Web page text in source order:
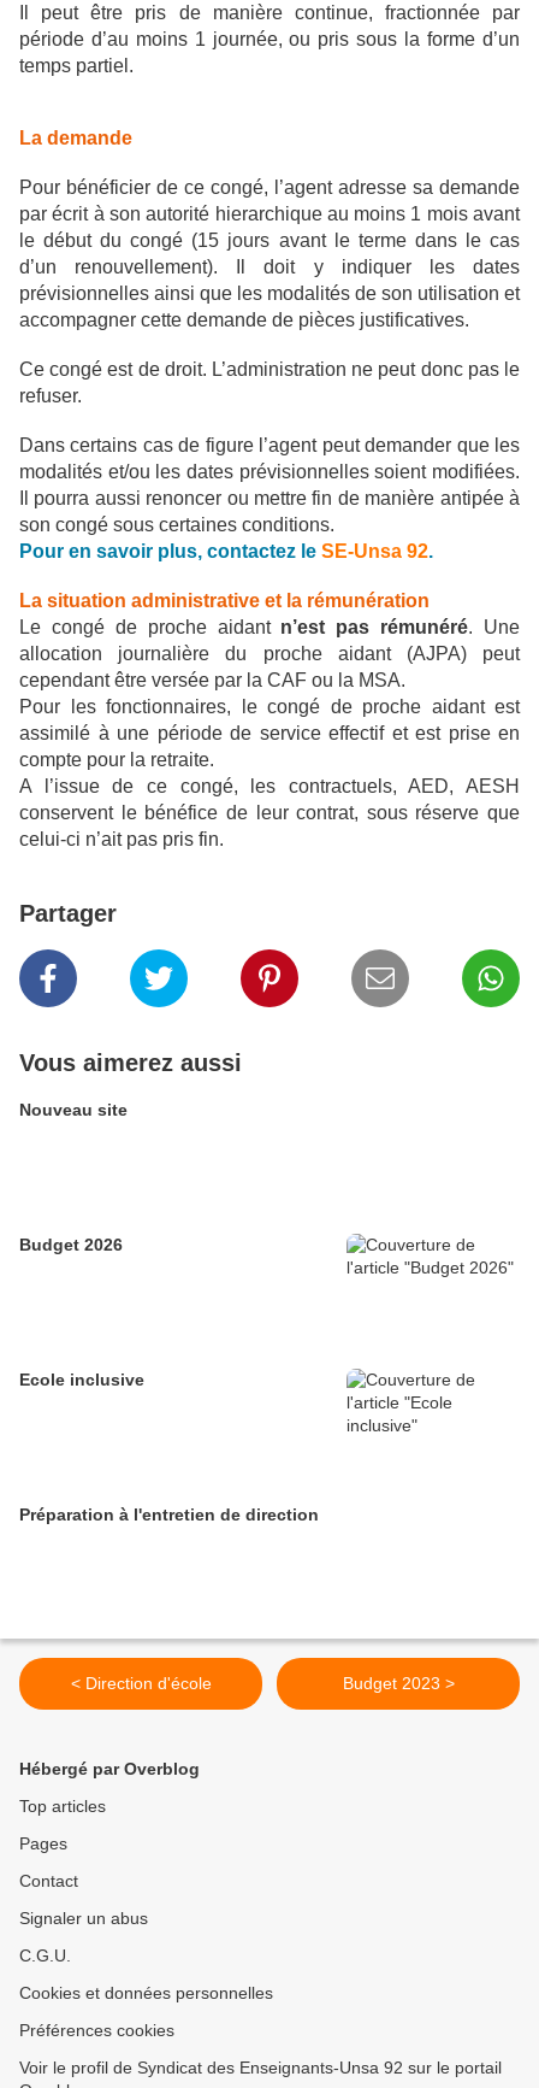
Il peut être pris de manière continue, fractionnée par
période d’au moins 1 journée, ou pris sous la forme d’un
temps partiel.
La demande
Pour bénéficier de ce congé, l’agent adresse sa demande
par écrit à son autorité hierarchique au moins 1 mois avant
le début du congé (15 jours avant le terme dans le cas
d’un renouvellement). Il doit y indiquer les dates
prévisionnelles ainsi que les modalités de son utilisation et
accompagner cette demande de pièces justificatives.
Ce congé est de droit. L’administration ne peut donc pas le
refuser.
Dans certains cas de figure l’agent peut demander que les
modalités et/ou les dates prévisionnelles soient modifiées.
Il pourra aussi renoncer ou mettre fin de manière antipée à
son congé sous certaines conditions.
Pour en savoir plus, contactez le SE-Unsa 92.
La situation administrative et la rémunération
Le congé de proche aidant n’est pas rémunéré. Une
allocation journalière du proche aidant (AJPA) peut
cependant être versée par la CAF ou la MSA.
Pour les fonctionnaires, le congé de proche aidant est
assimilé à une période de service effectif et est prise en
compte pour la retraite.
A l’issue de ce congé, les contractuels, AED, AESH
conservent le bénéfice de leur contrat, sous réserve que
celui-ci n’ait pas pris fin.
Partager
Vous aimerez aussi
Nouveau site
Budget 2026
Ecole inclusive
Préparation à l'entretien de direction
< Direction d'école Budget 2023 >
Hébergé par Overblog
Top articles
Pages
Contact
Signaler un abus
C.G.U.
Cookies et données personnelles
Préférences cookies
Voir le profil de Syndicat des Enseignants-Unsa 92 sur le portail